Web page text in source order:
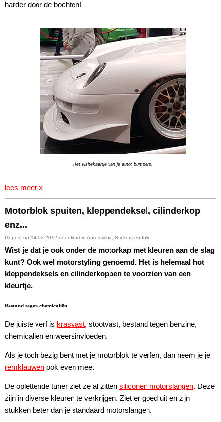
harder door de bochten!
Het visitekaartje van je auto: bumpers.
lees meer »
Motorblok spuiten, kleppendeksel, cilinderkop
enz...
Gepost op 14-03-2012 door Mart in Autostyling Stickers en folie
Wist je dat je ook onder de motorkap met kleuren aan de slag
kunt? Ook wel motorstyling genoemd. Het is helemaal hot
kleppendeksels en cilinderkoppen te voorzien van een
kleurtje.
Bestand tegen chemicaliën
De juiste verf is krasvast, stootvast, bestand tegen benzine,
chemicaliën en weersinvloeden.
Als je toch bezig bent met je motorblok te verfen, dan neem je je
remklauwen ook even mee.
De oplettende tuner ziet ze al zitten siliconen motorslangen. Deze
zijn in diverse kleuren te verkrijgen. Ziet er goed uit en zijn
stukken beter dan je standaard motorslangen.